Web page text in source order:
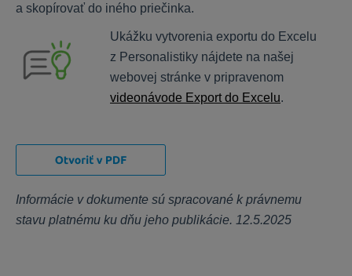
Nastavenia
Ohodnocovanie
Mobilný znalec
Všeobecné
KROS účet
a skopírovať do iného priečinka.
Ukážku vytvorenia exportu do Excelu
z Personalistiky nájdete na našej
webovej stránke v pripravenom
videonávode Export do Excelu.
Informácie v dokumente sú spracované k právnemu
stavu platnému ku dňu jeho publikácie. 12.5.2025